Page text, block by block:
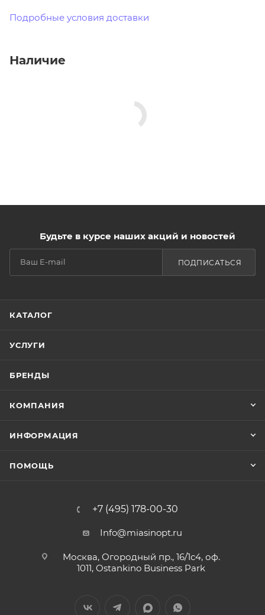
Подробные условия доставки
Наличие
Будьте в курсе наших акций и новостей
ПОДПИСАТЬСЯ
КАТАЛОГ
УСЛУГИ
БРЕНДЫ
КОМПАНИЯ
ИНФОРМАЦИЯ
ПОМОЩЬ
+7 (495) 178-00-30
Info@miasinopt.ru
Москва, Огородный пр., 16/1с4, оф.
1011, Ostankino Business Park